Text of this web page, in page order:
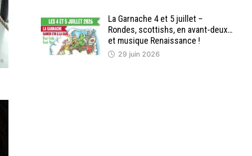
La Garnache 4 et 5 juillet –
Rondes, scottishs, en avant-deux…
et musique Renaissance !
29 juin 2026